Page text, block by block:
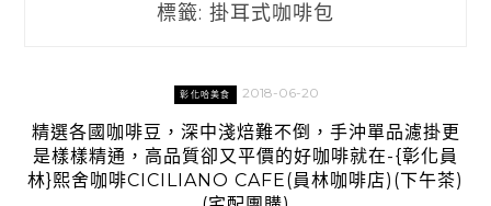
標籤: 掛耳式咖啡包
彰化哈美食 2018-06-20
精選各國咖啡豆，深中淺焙難不倒，手沖單品濾掛更
是樣樣精通，高品質卻又平價的好咖啡就在-{彰化員
林}熙舍咖啡CICILIANO CAFE(員林咖啡店)(下午茶)